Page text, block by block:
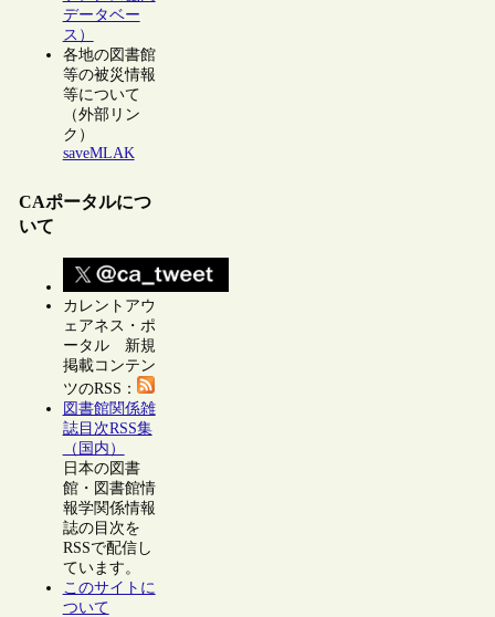
データベー
ス）
各地の図書館
等の被災情報
等について
（外部リン
ク）
saveMLAK
CAポータルにつ
いて
カレントアウ
ェアネス・ポ
ータル 新規
掲載コンテン
ツのRSS：
図書館関係雑
誌目次RSS集
（国内）
日本の図書
館・図書館情
報学関係情報
誌の目次を
RSSで配信し
ています。
このサイトに
ついて